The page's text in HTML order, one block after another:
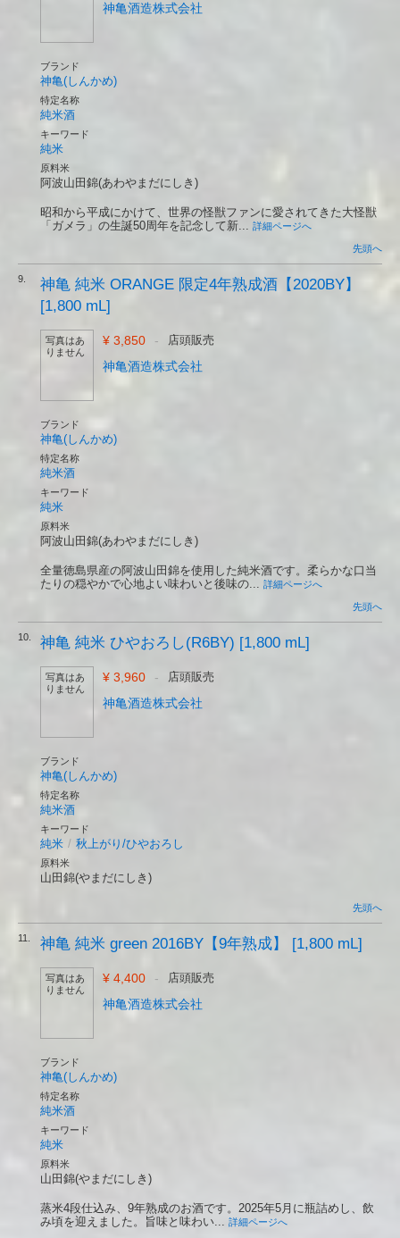
神亀酒造株式会社
ブランド
神亀(しんかめ)
特定名称
純米酒
キーワード
純米
原料米
阿波山田錦(あわやまだにしき)
昭和から平成にかけて、世界の怪獣ファンに愛されてきた大怪獣
「ガメラ」の生誕50周年を記念して新... 詳細ページへ
先頭へ
9.
神亀 純米 ORANGE 限定4年熟成酒【2020BY】
[1,800 mL]
写真はあ
りません
¥ 3,850 - 店頭販売
神亀酒造株式会社
ブランド
神亀(しんかめ)
特定名称
純米酒
キーワード
純米
原料米
阿波山田錦(あわやまだにしき)
全量徳島県産の阿波山田錦を使用した純米酒です。柔らかな口当
たりの穏やかで心地よい味わいと後味の... 詳細ページへ
先頭へ
10. 神亀 純米 ひやおろし(R6BY) [1,800 mL]
写真はあ
りません
¥ 3,960 - 店頭販売
神亀酒造株式会社
ブランド
神亀(しんかめ)
特定名称
純米酒
キーワード
純米 / 秋上がり/ひやおろし
原料米
山田錦(やまだにしき)
先頭へ
11. 神亀 純米 green 2016BY【9年熟成】 [1,800 mL]
写真はあ
りません
¥ 4,400 - 店頭販売
神亀酒造株式会社
ブランド
神亀(しんかめ)
特定名称
純米酒
キーワード
純米
原料米
山田錦(やまだにしき)
蒸米4段仕込み、9年熟成のお酒です。2025年5月に瓶詰めし、飲
み頃を迎えました。旨味と味わい... 詳細ページへ